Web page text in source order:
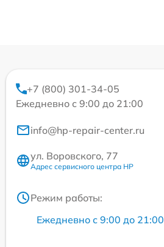
+7 (800) 301-34-05
Ежедневно с 9:00 до 21:00
info@hp-repair-center.ru
ул. Воровского, 77
Адрес сервисного центра HP
Режим работы:
Ежедневно с 9:00 до 21:00